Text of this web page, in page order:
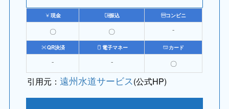
現金 振込 コンビニ
〇 〇 ⁻
QR決済 電子マネー カード
⁻ ⁻ 〇
引用元：遠州水道サービス(公式HP)